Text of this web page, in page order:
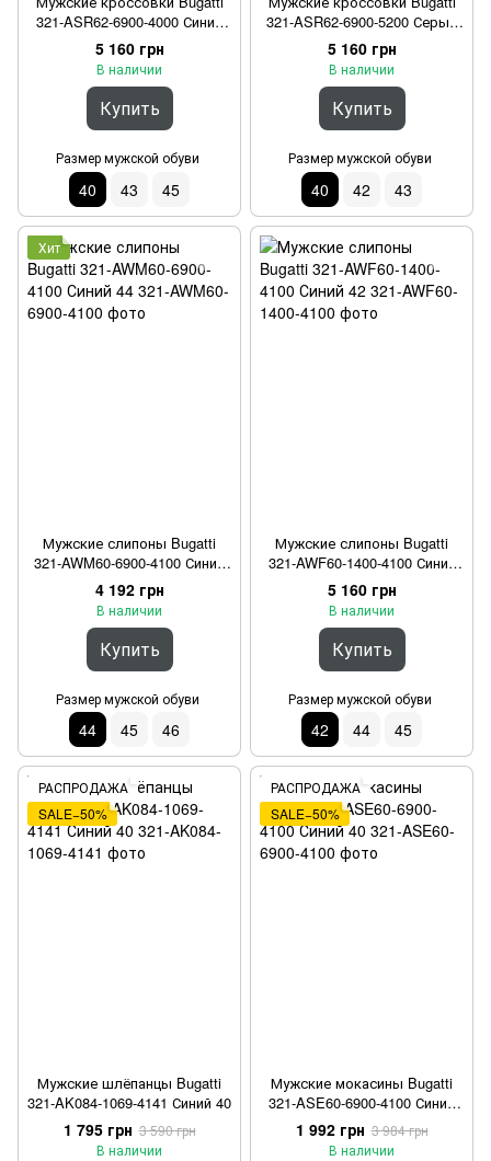
321-ASR62-6900-4000 Синий
40
5 160 грн
В наличии
Купить
Размер мужской обуви
40 43 45
321-ASR62-6900-5200 Серый
40
5 160 грн
В наличии
Купить
Размер мужской обуви
40 42 43
Хит
Мужские слипоны Bugatti
321-AWM60-6900-4100 Синий
44
4 192 грн
В наличии
Купить
Размер мужской обуви
44 45 46
Мужские слипоны Bugatti
321-AWF60-1400-4100 Синий
42
5 160 грн
В наличии
Купить
Размер мужской обуви
42 44 45
РАСПРОДАЖА
SALE−50%
Мужские шлёпанцы Bugatti
321-AK084-1069-4141 Синий 40
1 795 грн 3 590 грн
В наличии
РАСПРОДАЖА
SALE−50%
Мужские мокасины Bugatti
321-ASE60-6900-4100 Синий
40
1 992 грн 3 984 грн
В наличии